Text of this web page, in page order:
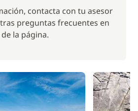
- Cala Garibaldi
hacia Cala Garibaldi después de
de unas 3 horas. Este
pequeñas piscinas naturales
rocas. ¡Un auténtico balneario
acceder a este lugar, poco
contacta con tu asesor
preguntas frecuentes en
la página.